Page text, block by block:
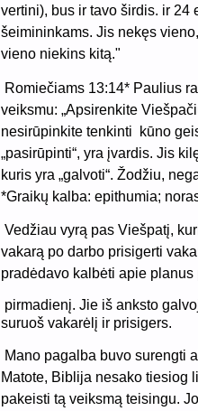
vertini), bus ir tavo širdis. ir
šeimininkams. Jis nekęs
vieno niekins kitą."
Romiečiams 13:14* Paulius
veiksmu: „Apsirenkite
nesirūpinkite tenkinti
kūno
„pasirūpinti“, yra įvardis. Jis
kuris yra „galvoti“. Žodžiu,
*Graikų kalba: epithumia;
Vedžiau vyrą pas Viešpatį,
vakarą po darbo prisigerti
pradėdavo kalbėti apie
pirmadienį. Jie iš anksto
suruoš vakarėlį ir prisigers.
Mano pagalba buvo surengti
Matote, Biblija nesako tiesiog
pakeisti tą veiksmą teisingu.